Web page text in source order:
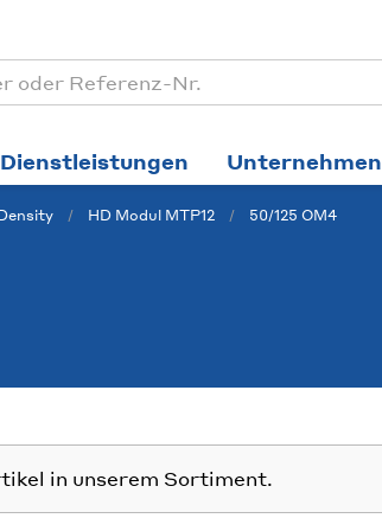
Dienstleistungen Unternehmen
HD Modul MTP12 50/125 OM4
in unserem Sortiment.